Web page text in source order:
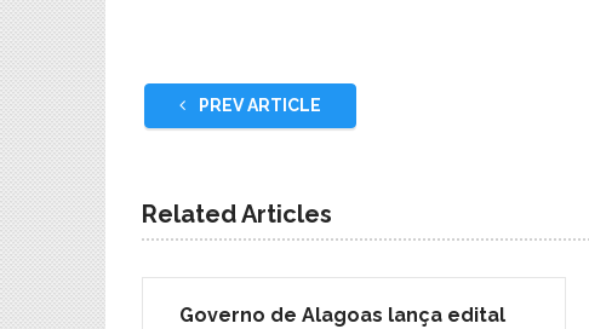
PREV ARTICLE
Related Articles
Governo de Alagoas lança edital